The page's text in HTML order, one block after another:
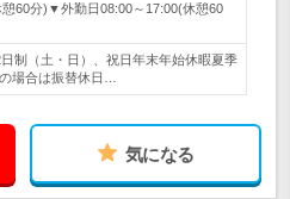
60分)▼外勤日08:00～17:00(休憩60
制（土・日）、祝日年末年始休暇夏季
場合は振替休日…
気になる